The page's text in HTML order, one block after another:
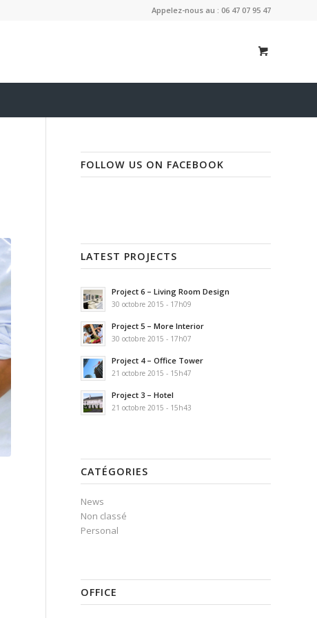
Appelez-nous au : 06 47 07 95 47
FOLLOW US ON FACEBOOK
LATEST PROJECTS
Project 6 – Living Room Design
30 octobre 2015 - 17h09
Project 5 – More Interior
30 octobre 2015 - 17h07
Project 4 – Office Tower
21 octobre 2015 - 15h47
Project 3 – Hotel
21 octobre 2015 - 15h43
CATÉGORIES
News
Non classé
Personal
OFFICE